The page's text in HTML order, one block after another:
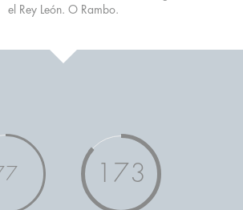
el Rey León. O Rambo.
173